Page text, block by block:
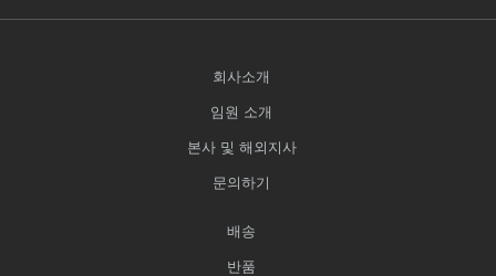
회사소개
임원 소개
본사 및 해외지사
문의하기
배송
반품